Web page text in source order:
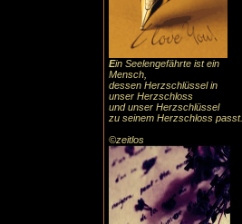
Ein Seelengefährte ist ein
Mensch,
dessen Herzschlüssel in
unser Herzschloss
und unser Herzschlüssel
zu seinem Herzschloss passt.
©zeitlos